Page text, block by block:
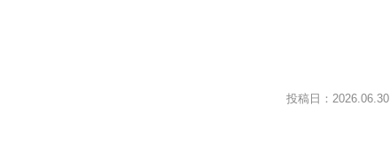
投稿日：2026.06.30